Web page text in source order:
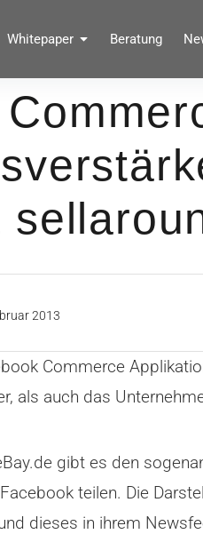
by BRANDPUNKT
Whitepaper Beratung
2013
Commerce
als auch das
gibt es den
teilen. Die
dieses in ihrem